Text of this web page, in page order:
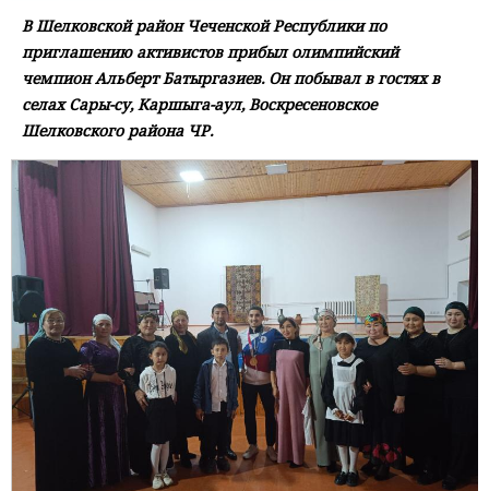
В Шелковской район Чеченской Республики по
приглашению активистов прибыл олимпийский
чемпион Альберт Батыргазиев. Он побывал в гостях в
селах Сары-су, Каршыга-аул, Воскресеновское
Шелковского района ЧР.